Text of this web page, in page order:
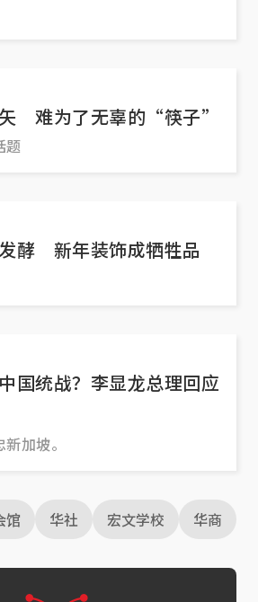
难为了无辜的“筷子”
题
酵 新年装饰成牺牲品
国统战？李显龙总理回应
加坡。
馆 华社 宏文学校 华商